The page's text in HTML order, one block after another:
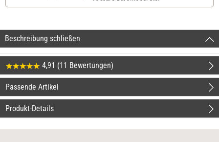
Beschreibung schließen
4,91 (11 Bewertungen)
Passende Artikel
Produkt-Details